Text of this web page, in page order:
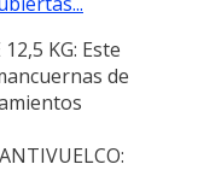
KG: Este
de